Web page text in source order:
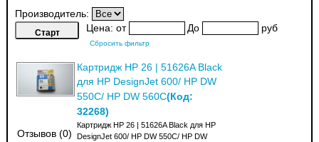
Производитель:
Цена:от До руб
Сбросить фильтр
Отзывов (0)
Картридж HP 26 | 51626A Black
для HP DesignJet 600/ HP DW
550C/ HP DW 560C(Код:
32268)
Картридж HP 26 | 51626A Black для HP
DesignJet 600/ HP DW 550C/ HP DW